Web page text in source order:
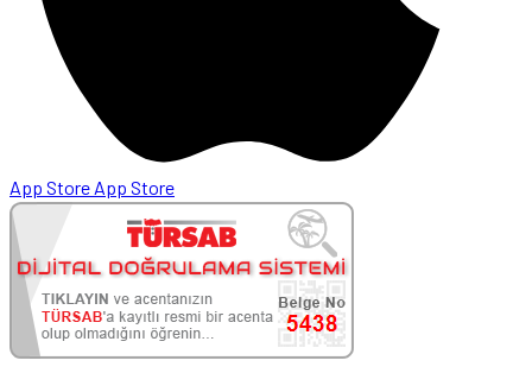
App Store App Store